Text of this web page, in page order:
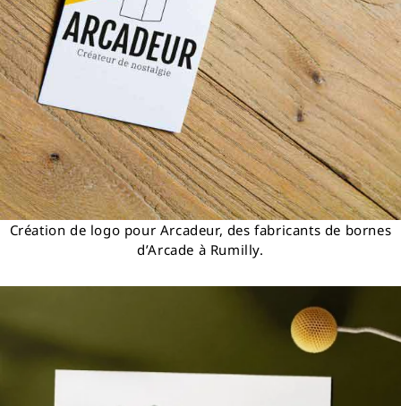
Création de logo pour Arcadeur, des fabricants de bornes
d’Arcade à Rumilly.